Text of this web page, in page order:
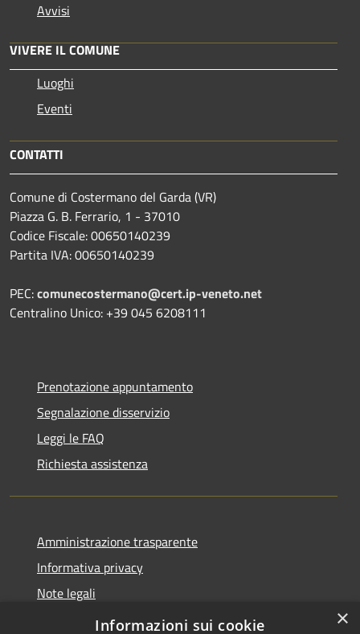
Avvisi
VIVERE IL COMUNE
Luoghi
Eventi
CONTATTI
Comune di Costermano del Garda (VR)
Piazza G. B. Ferrario, 1 - 37010
Codice Fiscale: 00650140239
Partita IVA: 00650140239
PEC:comunecostermano@cert.ip-veneto.net
Centralino Unico: +39 045 6208111
Prenotazione appuntamento
Segnalazione disservizio
Leggi le FAQ
Richiesta assistenza
Amministrazione trasparente
Informativa privacy
Note legali
Dichiarazione di Accessibilità
×
Informazioni sui cookie